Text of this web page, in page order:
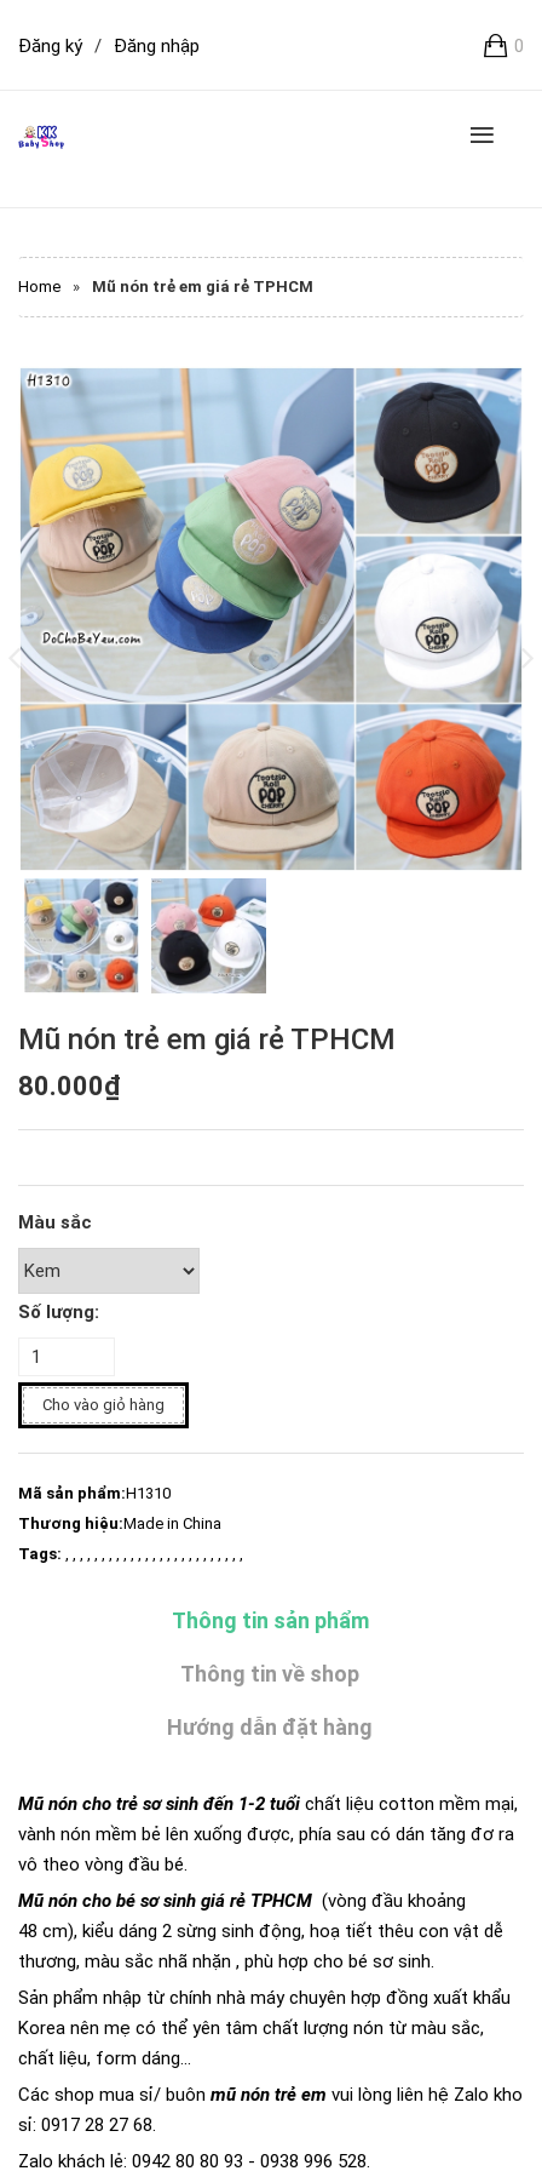
0
Đăng ký / Đăng nhập
Home » Mũ nón trẻ em giá rẻ TPHCM
Mũ nón trẻ em giá rẻ TPHCM
80.000₫
Màu sắc
Số lượng:
Cho vào giỏ hàng
Mã sản phẩm:H1310
Thương hiệu:Made in China
Tags: , , , , , , , , , , , , , , , , , , , , , , , , ,
Thông tin sản phẩm
Thông tin về shop
Hướng dẫn đặt hàng
Mũ nón cho trẻ sơ sinh đến 1-2 tuổi chất liệu cotton mềm mại,
vành nón mềm bẻ lên xuống được, phía sau có dán tăng đơ ra
vô theo vòng đầu bé.
Mũ nón cho bé sơ sinh giá rẻ TPHCM (vòng đầu khoảng
48 cm), kiểu dáng 2 sừng sinh động, hoạ tiết thêu con vật dễ
thương, màu sắc nhã nhặn , phù hợp cho bé sơ sinh.
Sản phẩm nhập từ chính nhà máy chuyên hợp đồng xuất khẩu
Korea nên mẹ có thể yên tâm chất lượng nón từ màu sắc,
chất liệu, form dáng...
Các shop mua sỉ/ buôn mũ nón trẻ em vui lòng liên hệ Zalo kho
sỉ: 0917 28 27 68.
Zalo khách lẻ: 0942 80 80 93 - 0938 996 528.